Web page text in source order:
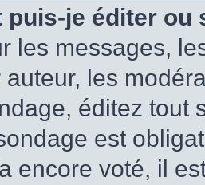
puis-je éditer ou
les messages,
les
éditez tout
est
encore voté, il